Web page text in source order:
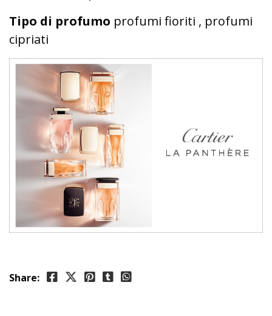
Tipo di profumo profumi fioriti , profumi
cipriati
Share: